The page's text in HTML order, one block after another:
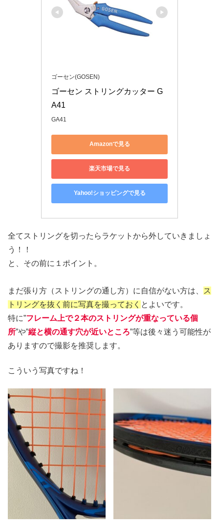
ゴーセン(GOSEN)
ゴーセン ストリングカッター G
A41
GA41
Amazonで見る
楽天市場で見る
Yahoo!ショッピングで見る
全てストリングを切ったらラケットから外していきましょ
う！！
と、その前に１ポイント。
まだ張り方（ストリングの通し方）に自信がない方は、
ス
トリングを抜く前に写真を撮っておく とよいです。
特に”フレーム上で２本のストリングが重なっている個
所”や”縦と横の通す穴が近いところ”等は後々迷う可能性が
ありますので撮影を推奨します。
こういう写真ですね！